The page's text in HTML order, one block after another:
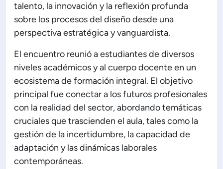
Académica
de Ciencia y Tecnología
de Gestión Institucional
de Administración y Finanzas
e Internacionalización
talento, la innovación y la reflexión profunda
sobre los procesos del diseño desde una
perspectiva estratégica y vanguardista.
El encuentro reunió a estudiantes de diversos
niveles académicos y al cuerpo docente en un
ecosistema de formación integral. El objetivo
principal fue conectar a los futuros profesionales
con la realidad del sector, abordando temáticas
cruciales que trascienden el aula, tales como la
gestión de la incertidumbre, la capacidad de
adaptación y las dinámicas laborales
contemporáneas.